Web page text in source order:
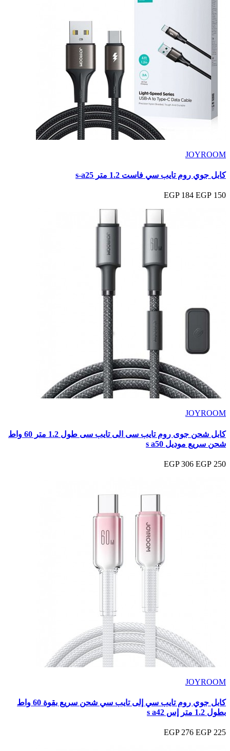
JOYROOM
كابل جوي روم تايب سي فاست 1.2 متر s-a25
150 EGP
184 EGP
JOYROOM
كابل شحن جوى روم تايب سى الى تايب سى طول 1.2 متر 60 واط
شحن سريع موديل s a50
250 EGP
306 EGP
JOYROOM
كابل جوي روم تايب سي إلى تايب سي شحن سريع بقوة 60 واط
بطول 1.2 متر إس s a42
225 EGP
276 EGP